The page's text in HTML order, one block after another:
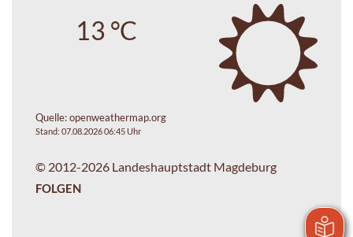
13 °C
Quelle:openweathermap.org
Stand: 07.08.2026 06:45 Uhr
© 2012-2026 Landeshauptstadt Magdeburg
FOLGEN